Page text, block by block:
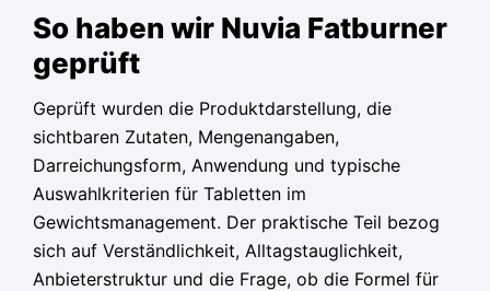
So haben wir Nuvia Fatburner
geprüft
Geprüft wurden die Produktdarstellung, die
sichtbaren Zutaten, Mengenangaben,
Darreichungsform, Anwendung und typische
Auswahlkriterien für Tabletten im
Gewichtsmanagement. Der praktische Teil bezog
sich auf Verständlichkeit, Alltagstauglichkeit,
Anbieterstruktur und die Frage, ob die Formel für